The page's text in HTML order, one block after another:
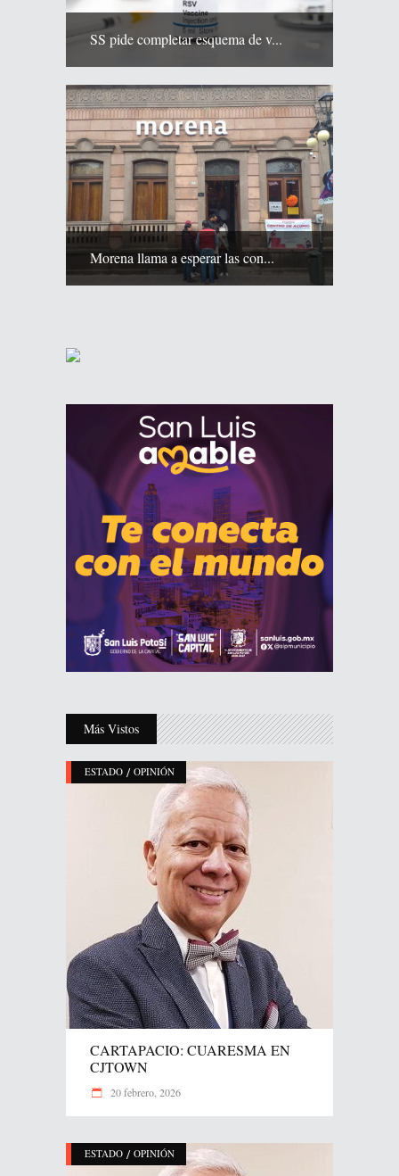
SS pide completar esquema de v...
Morena llama a esperar las con...
Más Vistos
ESTADO / OPINIÓN
CARTAPACIO: CUARESMA EN
CJTOWN
20 febrero, 2026
ESTADO / OPINIÓN